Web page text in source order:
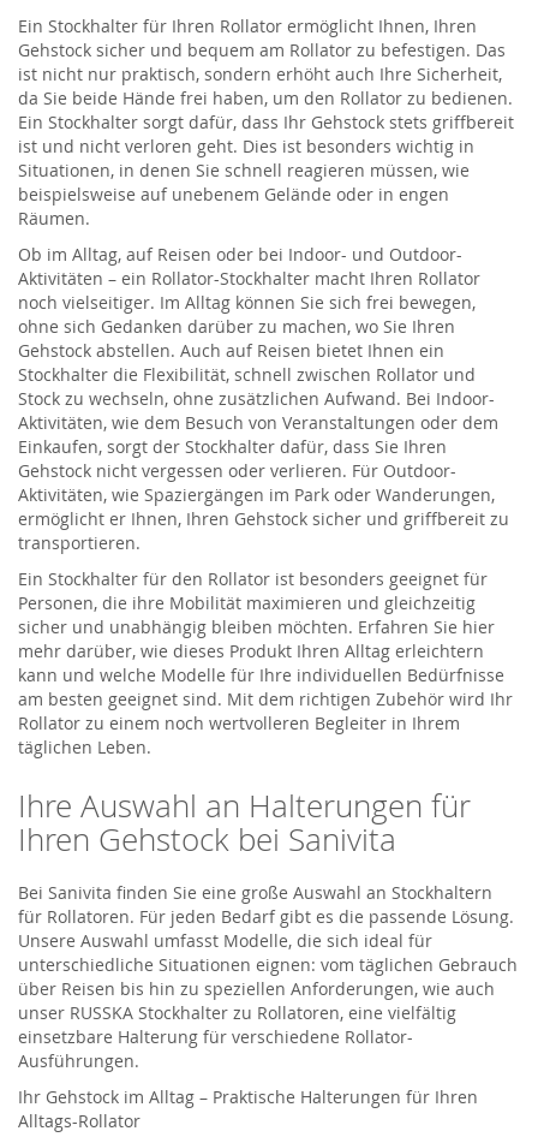
Ein Stockhalter für Ihren Rollator ermöglicht Ihnen, Ihren
Gehstock sicher und bequem am Rollator zu befestigen. Das
ist nicht nur praktisch, sondern erhöht auch Ihre Sicherheit,
da Sie beide Hände frei haben, um den Rollator zu bedienen.
Ein Stockhalter sorgt dafür, dass Ihr Gehstock stets griffbereit
ist und nicht verloren geht. Dies ist besonders wichtig in
Situationen, in denen Sie schnell reagieren müssen, wie
beispielsweise auf unebenem Gelände oder in engen
Räumen.
Ob im Alltag, auf Reisen oder bei Indoor- und Outdoor-
Aktivitäten – ein Rollator-Stockhalter macht Ihren Rollator
noch vielseitiger. Im Alltag können Sie sich frei bewegen,
ohne sich Gedanken darüber zu machen, wo Sie Ihren
Gehstock abstellen. Auch auf Reisen bietet Ihnen ein
Stockhalter die Flexibilität, schnell zwischen Rollator und
Stock zu wechseln, ohne zusätzlichen Aufwand. Bei Indoor-
Aktivitäten, wie dem Besuch von Veranstaltungen oder dem
Einkaufen, sorgt der Stockhalter dafür, dass Sie Ihren
Gehstock nicht vergessen oder verlieren. Für Outdoor-
Aktivitäten, wie Spaziergängen im Park oder Wanderungen,
ermöglicht er Ihnen, Ihren Gehstock sicher und griffbereit zu
transportieren.
Ein Stockhalter für den Rollator ist besonders geeignet für
Personen, die ihre Mobilität maximieren und gleichzeitig
sicher und unabhängig bleiben möchten. Erfahren Sie hier
mehr darüber, wie dieses Produkt Ihren Alltag erleichtern
kann und welche Modelle für Ihre individuellen Bedürfnisse
am besten geeignet sind. Mit dem richtigen Zubehör wird Ihr
Rollator zu einem noch wertvolleren Begleiter in Ihrem
täglichen Leben.
Ihre Auswahl an Halterungen für
Ihren Gehstock bei Sanivita
Bei Sanivita finden Sie eine große Auswahl an Stockhaltern
für Rollatoren. Für jeden Bedarf gibt es die passende Lösung.
Unsere Auswahl umfasst Modelle, die sich ideal für
unterschiedliche Situationen eignen: vom täglichen Gebrauch
über Reisen bis hin zu speziellen Anforderungen, wie auch
unser RUSSKA Stockhalter zu Rollatoren, eine vielfältig
einsetzbare Halterung für verschiedene Rollator-
Ausführungen.
Ihr Gehstock im Alltag – Praktische Halterungen für Ihren
Alltags-Rollator